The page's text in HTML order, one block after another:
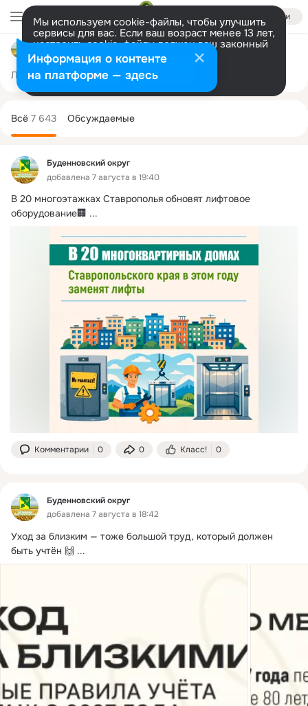
Войти
Мы используем cookie-файлы, чтобы улучшить
сервисы для вас. Если ваш возраст менее 13 лет,
настроить cookie-файлы должен ваш законный
представитель. Больше информации
Разрешить все Настроить
Лента Участники 3.6K Темы 7.6K
Буденновский округ
добавлена 7 августа в 19:40
В 20 многоэтажках Ставрополья обновят лифтовое
оборудование🏢 ...
Комментарии 0 0 Класс! 0
Буденновский округ
добавлена 7 августа в 18:42
Уход за близким — тоже большой труд, который должен
быть учтён 🙌 ...
колонка
Всё 7 643 Обсуждаемые
Информация о контенте
на платформе — здесь